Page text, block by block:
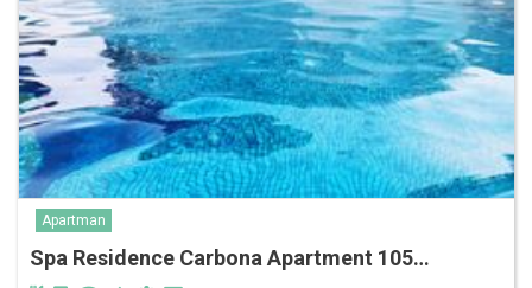
Apartman
Spa Residence Carbona Apartment 105…